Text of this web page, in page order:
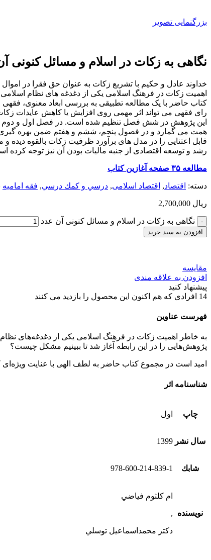
بزرگنمایی تصویر
نگاهی به زکات در اسلام و مسائل کنونی
خداوند عادل و حکیم با تشریع زکات به عنوان حق فقرا در
اهمیت زکات در فرهنگ اسلامی یکی از دغدغه های نظام
کتاب حاضر با یک مطالعه تطبیقی به بررسی ابعاد معنوی،
رای فقهی می تواند اثر مهمی روی افزایش یا کاهش عایدات
این پژوهش در شش فصل تنظیم شده است. در فصل اول و دوم
همت می گمارد و در فصول پنجم، ششم و هفتم ضمن بهره گیری
قابل اعتنایی را در مدل های برآورد ظرفیت زکات بالقوه دیده
رشد و توسعه اقتصادی از جنبه مالیات بودن آن نیز توجه کرده
مطالعه ۳۵ صفحه آغازین کتاب
دسته: اقتصاد, اقتصاد اسلامی, درسي و كمك درسي, فقه امامیه
ریال
نگاهی به زکات در اسلام و مسائل کنونی آن عدد
افزودن به سبد خرید
مقایسه
افزودن به علاقه مندی
پیشنهاد کنید
14 افرادی که هم اکنون این محصول را بازدید می کنند
فهرست عناوین
پژوهش‌هایی را در این رابطه آ‌غاز شد تا ببینیم مشکل چیست؟
امید است در مجموع کتاب حاضر به لطف الهی با عنایت
شناسنامه اثر
چاپ اول
سال نشر 1399
شابك 978-600-214-839-1
نویسنده
ام كلثوم فياضي
,
دكتر محمداسماعيل توسلي